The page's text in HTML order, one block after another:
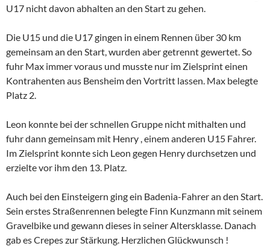
U17 nicht davon abhalten an den Start zu gehen.
Die U15 und die U17 gingen in einem Rennen über 30 km
gemeinsam an den Start, wurden aber getrennt gewertet. So
fuhr Max immer voraus und musste nur im Zielsprint einen
Kontrahenten aus Bensheim den Vortritt lassen. Max belegte
Platz 2.
Leon konnte bei der schnellen Gruppe nicht mithalten und
fuhr dann gemeinsam mit Henry , einem anderen U15 Fahrer.
Im Zielsprint konnte sich Leon gegen Henry durchsetzen und
erzielte vor ihm den 13. Platz.
Auch bei den Einsteigern ging ein Badenia-Fahrer an den Start.
Sein erstes Straßenrennen belegte Finn Kunzmann mit seinem
Gravelbike und gewann dieses in seiner Altersklasse. Danach
gab es Crepes zur Stärkung. Herzlichen Glückwunsch !